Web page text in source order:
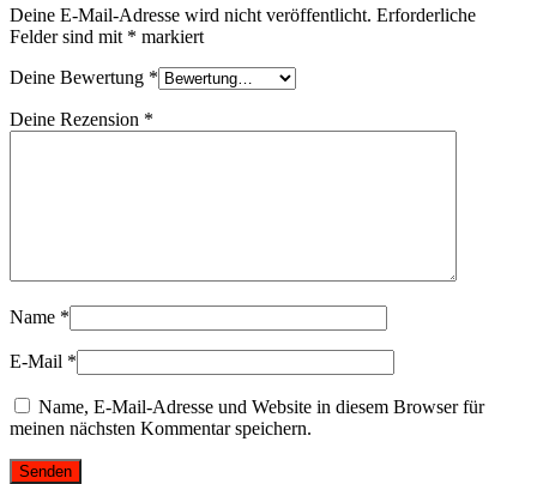
Deine E-Mail-Adresse wird nicht veröffentlicht. Erforderliche
Felder sind mit * markiert
Deine Bewertung *
Deine Rezension *
Name *
E-Mail *
Name, E-Mail-Adresse und Website in diesem Browser für
meinen nächsten Kommentar speichern.